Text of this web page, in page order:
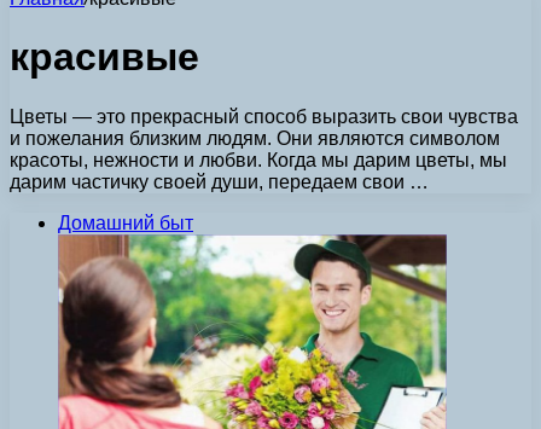
красивые
Цветы — это прекрасный способ выразить свои чувства
и пожелания близким людям. Они являются символом
красоты, нежности и любви. Когда мы дарим цветы, мы
дарим частичку своей души, передаем свои …
Домашний быт